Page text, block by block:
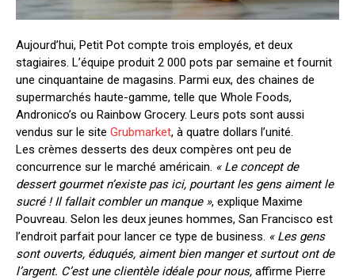
Aujourd’hui, Petit Pot compte trois employés, et deux
stagiaires. L’équipe produit 2 000 pots par semaine et fournit
une cinquantaine de magasins. Parmi eux, des chaines de
supermarchés haute-gamme, telle que Whole Foods,
Andronico’s ou Rainbow Grocery. Leurs pots sont aussi
vendus sur le site Grubmarket, à quatre dollars l’unité.
Les crèmes desserts des deux compères ont peu de
concurrence sur le marché américain. « Le concept de
dessert gourmet n’existe pas ici, pourtant les gens aiment le
sucré ! Il fallait combler un manque », explique Maxime
Pouvreau. Selon les deux jeunes hommes, San Francisco est
l’endroit parfait pour lancer ce type de business. « Les gens
sont ouverts, éduqués, aiment bien manger et surtout ont de
l’argent. C’est une clientèle idéale pour nous, affirme Pierre